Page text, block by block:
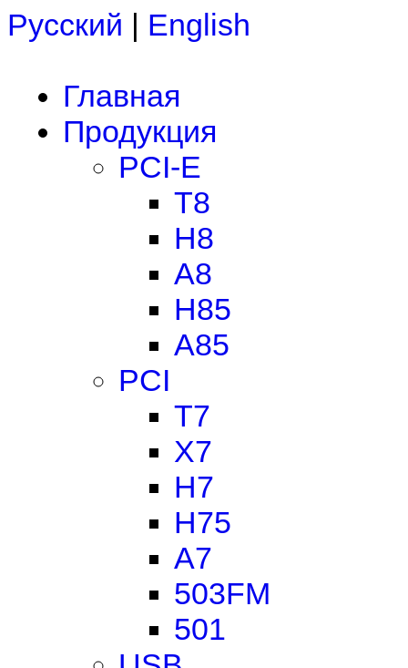
Русский | English
Главная
Продукция
PCI-E
T8
H8
A8
H85
A85
PCI
T7
X7
H7
H75
A7
503FM
501